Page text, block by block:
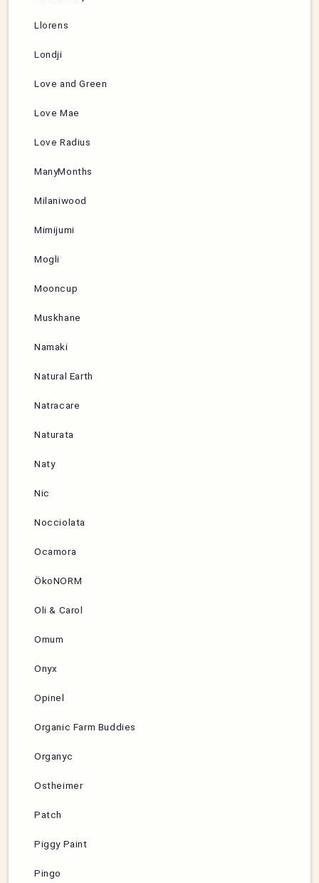
Llorens
Londji
Love and Green
Love Mae
Love Radius
ManyMonths
Milaniwood
Mimijumi
Mogli
Mooncup
Muskhane
Namaki
Natural Earth
Natracare
Naturata
Naty
Nic
Nocciolata
Ocamora
ÖkoNORM
Oli & Carol
Omum
Onyx
Opinel
Organic Farm Buddies
Organyc
Ostheimer
Patch
Piggy Paint
Pingo